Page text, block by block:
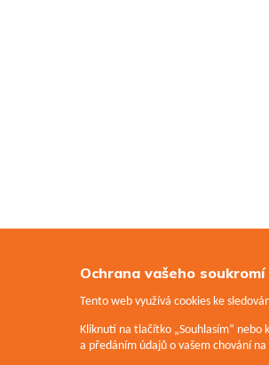
Ochrana vašeho soukromí
Tento web využívá cookies ke
Kliknutí na tlačítko „Souhlasím“
a předáním údajů o vašem chování